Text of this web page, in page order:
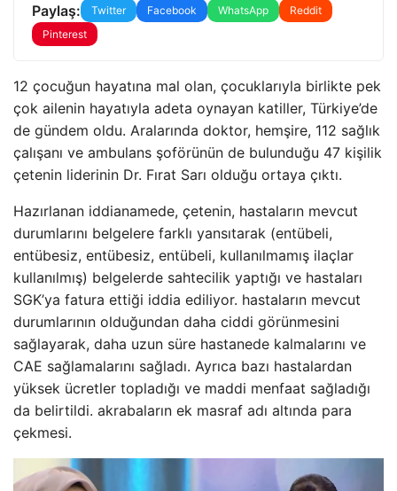
Paylaş: Twitter Facebook WhatsApp
Reddit
Pinterest
12 çocuğun hayatına mal olan, çocuklarıyla birlikte pek
çok ailenin hayatıyla adeta oynayan katiller, Türkiye’de
de gündem oldu. Aralarında doktor, hemşire, 112 sağlık
çalışanı ve ambulans şoförünün de bulunduğu 47 kişilik
çetenin liderinin Dr. Fırat Sarı olduğu ortaya çıktı.
Hazırlanan iddianamede, çetenin, hastaların mevcut
durumlarını belgelere farklı yansıtarak (entübeli,
entübesiz, entübesiz, entübeli, kullanılmamış ilaçlar
kullanılmış) belgelerde sahtecilik yaptığı ve hastaları
SGK’ya fatura ettiği iddia ediliyor. hastaların mevcut
durumlarının olduğundan daha ciddi görünmesini
sağlayarak, daha uzun süre hastanede kalmalarını ve
CAE sağlamalarını sağladı. Ayrıca bazı hastalardan
yüksek ücretler topladığı ve maddi menfaat sağladığı
da belirtildi. akrabaların ek masraf adı altında para
çekmesi.